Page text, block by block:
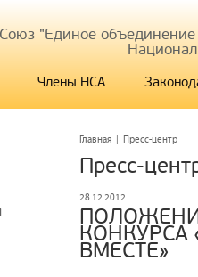
Союз "Единое
Члены НСА
Главная | Пресс-центр
Пресс-
28.12.2012
КОНКУРСА
ВМЕСТЕ»